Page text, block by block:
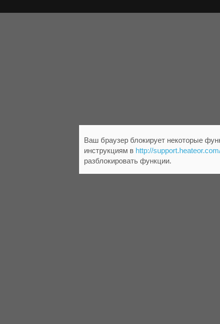
Ваш браузер блокирует некоторые
инструкциям в http://
разблокировать функции.